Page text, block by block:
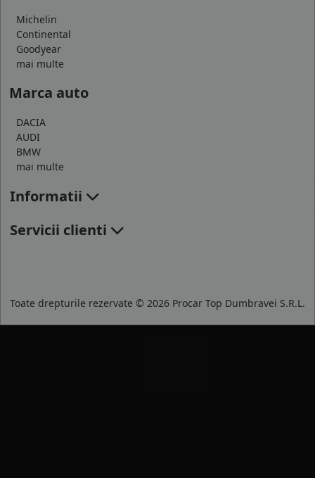
Michelin
Continental
Goodyear
mai multe
Marca auto
DACIA
AUDI
BMW
mai multe
Informatii
Servicii clienti
Toate drepturile rezervate © 2026 Procar Top Dumbravei S.R.L.